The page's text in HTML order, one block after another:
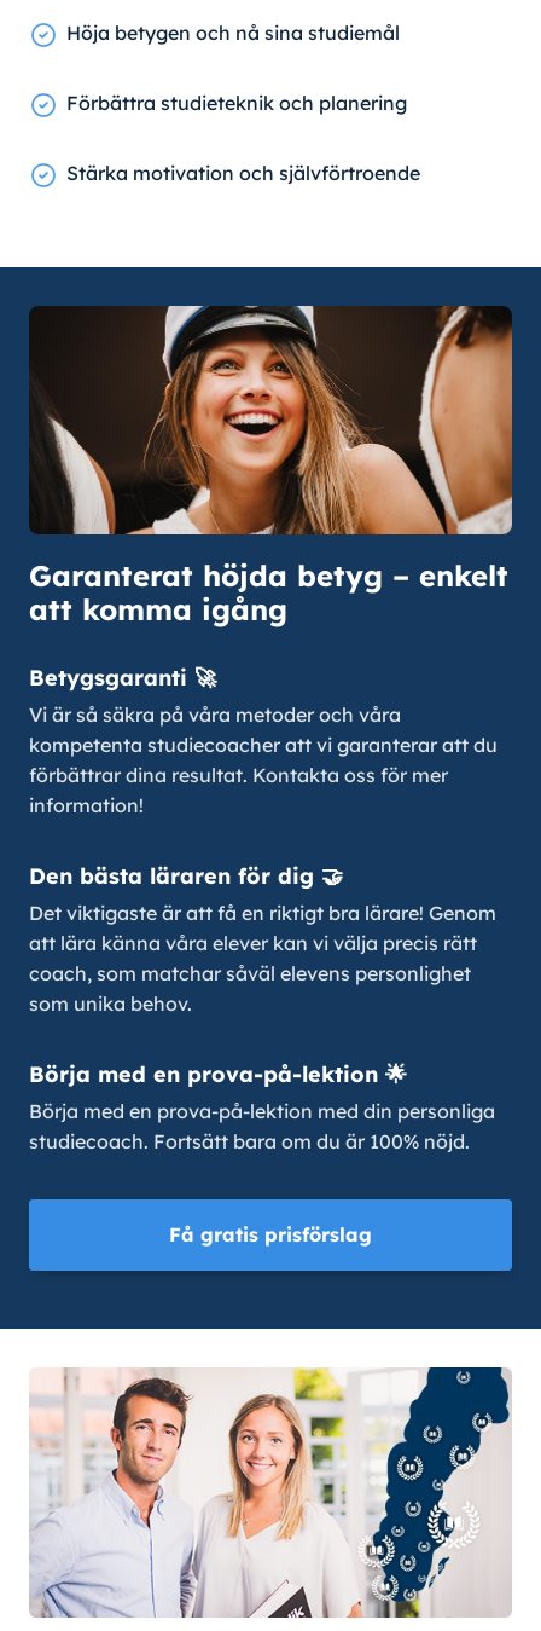
Höja betygen och nå sina studiemål
Förbättra studieteknik och planering
Stärka motivation och självförtroende
Garanterat höjda betyg – enkelt
att komma igång
Betygsgaranti 🚀
Vi är så säkra på våra metoder och våra
kompetenta studiecoacher att vi garanterar att du
förbättrar dina resultat. Kontakta oss för mer
information!
Den bästa läraren för dig 🤝
Det viktigaste är att få en riktigt bra lärare! Genom
att lära känna våra elever kan vi välja precis rätt
coach, som matchar såväl elevens personlighet
som unika behov.
Börja med en prova-på-lektion 🌟
Börja med en prova-på-lektion med din personliga
studiecoach. Fortsätt bara om du är 100% nöjd.
Få gratis prisförslag